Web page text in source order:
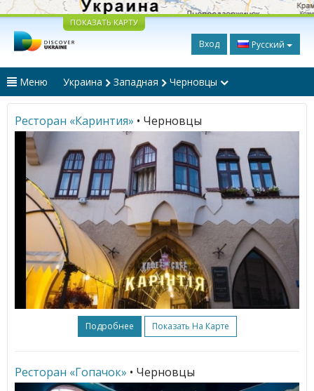
ПОКАЗАТЬ КАРТУ
Вход Русский
Меню Украина Западная Черновцы
Ресторан «Каринтия» • Черновцы
Подробнее Показать На Карте
Ресторан «Гопачок» • Черновцы